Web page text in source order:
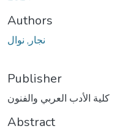
Authors
نجار, نوال
Publisher
كلية الأدب العربي والفنون
Abstract